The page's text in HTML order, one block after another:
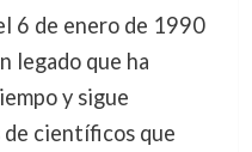
6 de enero de 1990
legado que ha
y sigue
de científicos que